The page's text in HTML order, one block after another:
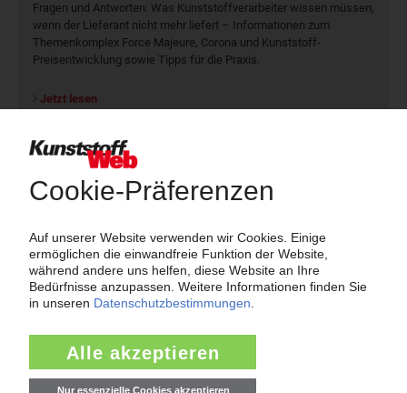
Fragen und Antworten: Was Kunst­stoff­verarbeiter wissen müssen,
wenn der Lieferant nicht mehr liefert – Informationen zum
Themenkomplex Force Majeure, Corona und Kunststoff-
Preisentwicklung sowie Tipps für die Praxis.
Jetzt lesen
Newsletter
Die wichtigsten Nachrichten und Neuigkeiten aus der